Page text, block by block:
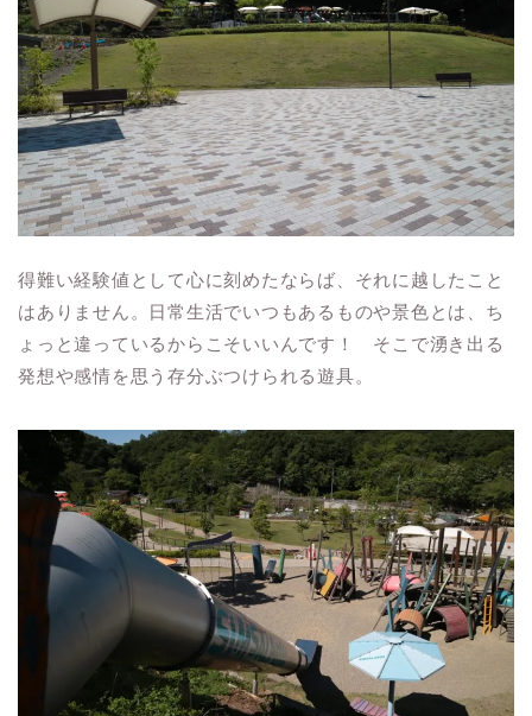
得難い経験値として心に刻めたならば、それに越したこと
はありません。日常生活でいつもあるものや景色とは、ち
ょっと違っているからこそいいんです！ そこで湧き出る
発想や感情を思う存分ぶつけられる遊具。